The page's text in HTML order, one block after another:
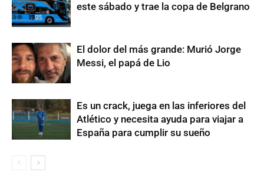
este sábado y trae la copa de Belgrano
El dolor del más grande: Murió Jorge
Messi, el papá de Lio
Es un crack, juega en las inferiores del
Atlético y necesita ayuda para viajar a
España para cumplir su sueño